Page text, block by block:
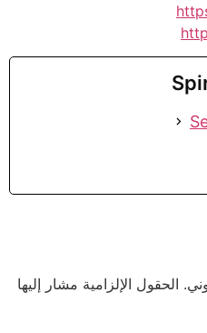
الحقول الإلزامية مشار إليها